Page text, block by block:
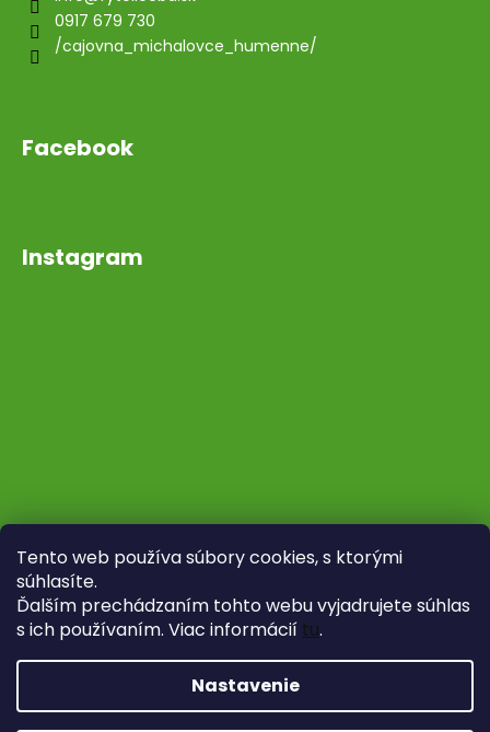
Tento web používa súbory cookies, s ktorými
súhlasíte.
Ďalším prechádzaním tohto webu vyjadrujete súhlas
s ich používaním. Viac informácií tu.
Nastavenie
0917 679 730
/cajovna_michalovce_humenne/
Facebook
Instagram